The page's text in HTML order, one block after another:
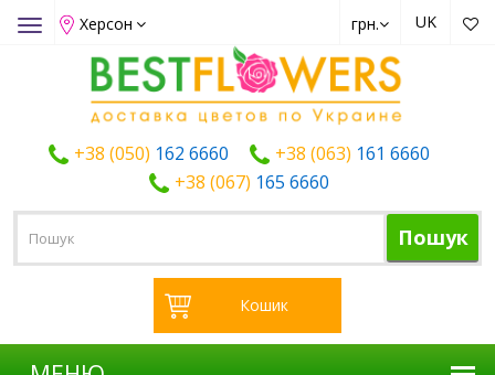
Toggle Херсон UK
грн.
+38 (050) 162 6660 +38 (063) 161 6660
+38 (067) 165 6660
Пошук
Кошик